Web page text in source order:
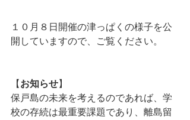
１０月８日開催の津っぱくの様子を公
開していますので、ご覧ください。
【 お知らせ】
保戸島の未来を考えるのであれば、学
校の存続は最重要課題であり、離島留